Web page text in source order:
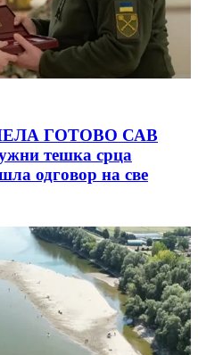
ГОТОВО САВ
тешка срца
одговор на све